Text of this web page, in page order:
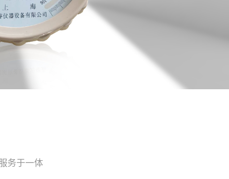
务于一体